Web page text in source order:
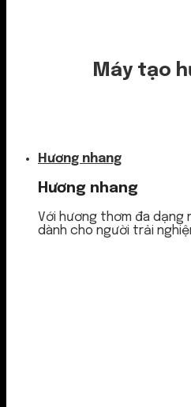
Máy tạo
Hương nhang
Hương nhang
Với hương thơm đa dạng
dành cho người trải